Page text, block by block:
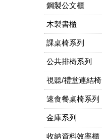
鋼製公文櫃
木製書櫃
課桌椅系列
公共排椅系列
視聽/禮堂連結椅
速食餐桌椅系列
金庫系列
收納資料效率櫃